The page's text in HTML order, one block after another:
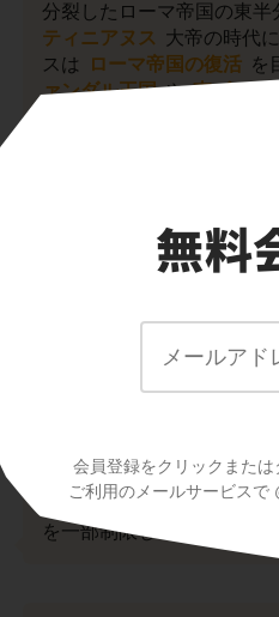
会員登録をクリックまたは
ご利用のメールサービスで
分裂したローマ帝国の東半
ティニアヌス 大帝の時代
スは
ローマ帝国の復活 を
ァンダル王国や東ゴート
編纂させるなど、内政面
次に、６世紀後半以降の
み、領土を大幅に縮小し
ビザンツ帝国は 軍管区 制
を一部制限してでも国防を